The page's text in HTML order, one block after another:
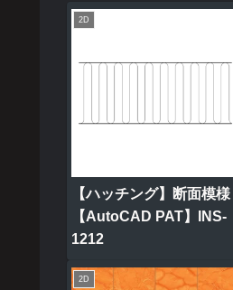
2D
【ハッチング】断面模様
【AutoCAD PAT】INS-
1212
2D